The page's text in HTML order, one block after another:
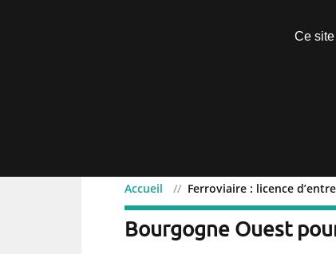
Accueil Ferroviaire : licence
Ferroviaire : licence
Bourgogne Ouest
Ce